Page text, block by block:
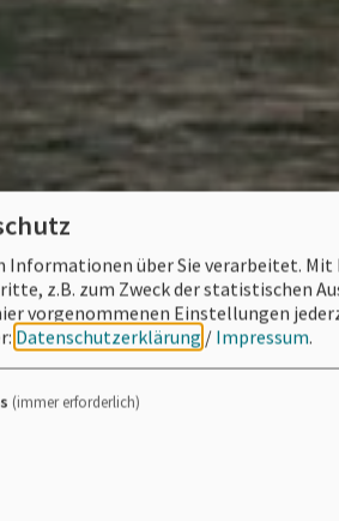
Informationen über Sie verarbeitet. Mit
z.B. zum Zweck der statistischen
vorgenommenen Einstellungen
Datenschutzerklärung / Impressum.
(immer erforderlich)